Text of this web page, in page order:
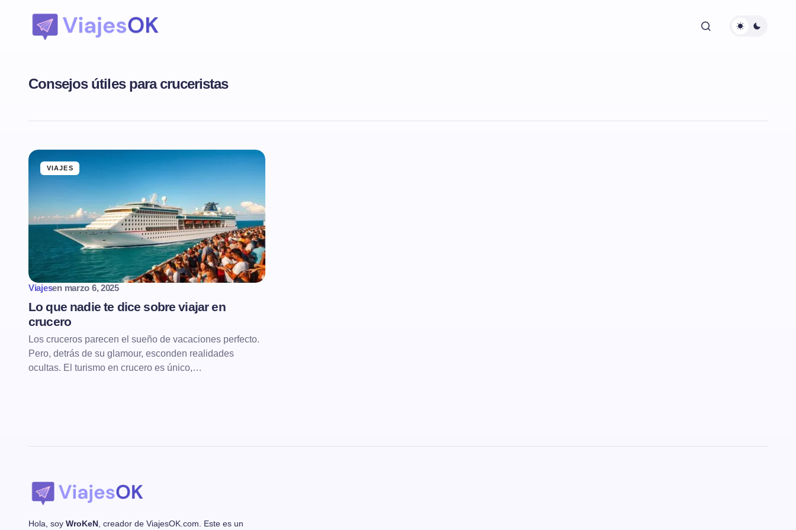
Consejos útiles para cruceristas
VIAJES
Viajesen marzo 6, 2025
Lo que nadie te dice sobre viajar en
crucero
Los cruceros parecen el sueño de vacaciones perfecto.
Pero, detrás de su glamour, esconden realidades
ocultas. El turismo en crucero es único,…
Hola, soy WroKeN , creador de ViajesOK.com. Este es un